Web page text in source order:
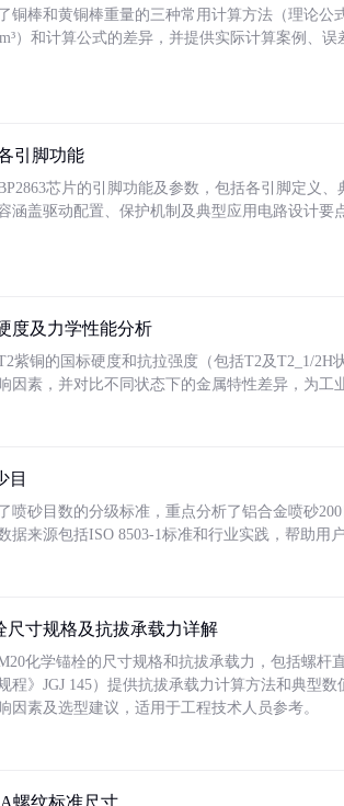
铜棒和黄铜棒重量的三种常用计算方法（理论
）和计算公式的差异，并提供实际计算案例、
引脚功能
芯片的引脚功能及参数，包括各引脚定义
涵盖驱动配置、保护机制及典型应用电路设计
度及力学性能分析
紫铜的国标硬度和抗拉强度（包括T2及T2_1/2H
因素，并对比不同状态下的金属特性差异，为工
目
喷砂目数的分级标准，重点分析了铝合金喷砂
据来源包括ISO 8503-1标准和行业实践，帮助用
尺寸规格及抗拔承载力详解
化学锚栓的尺寸规格和抗拔承载力，包括螺
程》JGJ 145）提供抗拔承载力计算方法和典型
因素及选型建议，适用于工程技术人员参考。
螺纹标准尺寸